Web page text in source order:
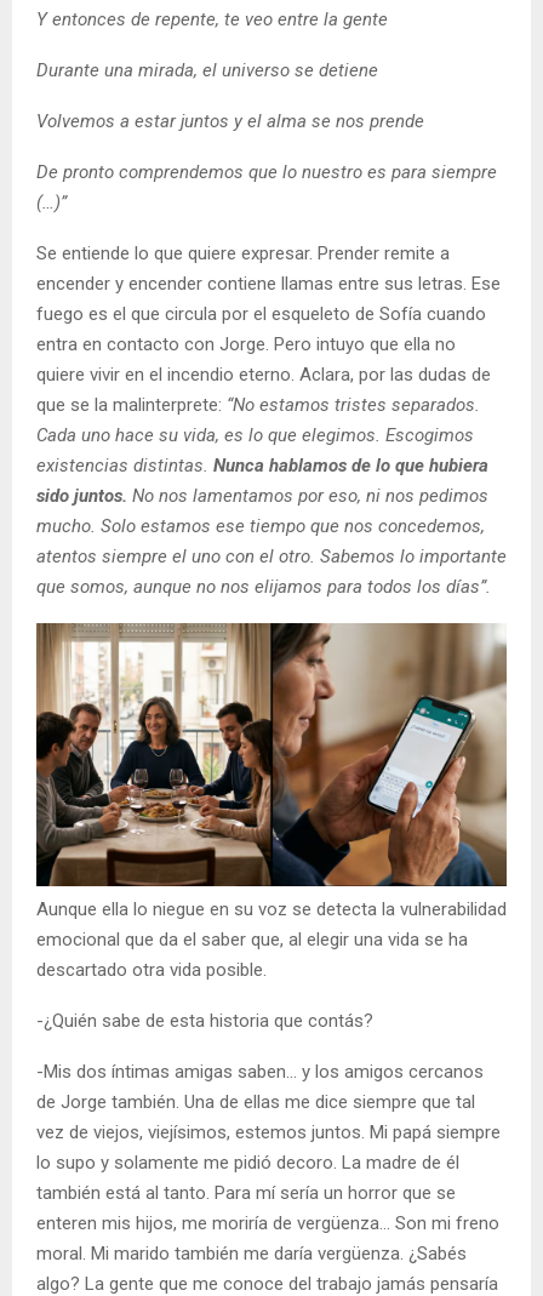
Y entonces de repente, te veo entre la gente
Durante una mirada, el universo se detiene
Volvemos a estar juntos y el alma se nos prende
De pronto comprendemos que lo nuestro es para siempre
(…)”
Se entiende lo que quiere expresar. Prender remite a
encender y encender contiene llamas entre sus letras. Ese
fuego es el que circula por el esqueleto de Sofía cuando
entra en contacto con Jorge. Pero intuyo que ella no
quiere vivir en el incendio eterno. Aclara, por las dudas de
que se la malinterprete: “No estamos tristes separados.
Cada uno hace su vida, es lo que elegimos. Escogimos
existencias distintas. Nunca hablamos de lo que hubiera
sido juntos. No nos lamentamos por eso, ni nos pedimos
mucho. Solo estamos ese tiempo que nos concedemos,
atentos siempre el uno con el otro. Sabemos lo importante
que somos, aunque no nos elijamos para todos los días”.
Aunque ella lo niegue en su voz se detecta la vulnerabilidad
emocional que da el saber que, al elegir una vida se ha
descartado otra vida posible.
-¿Quién sabe de esta historia que contás?
-Mis dos íntimas amigas saben… y los amigos cercanos
de Jorge también. Una de ellas me dice siempre que tal
vez de viejos, viejísimos, estemos juntos. Mi papá siempre
lo supo y solamente me pidió decoro. La madre de él
también está al tanto. Para mí sería un horror que se
enteren mis hijos, me moriría de vergüenza… Son mi freno
moral. Mi marido también me daría vergüenza. ¿Sabés
algo? La gente que me conoce del trabajo jamás pensaría